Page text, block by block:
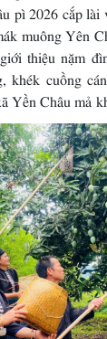
pì 2026 cắp lài
muông Yên
thiệu nặm
khék cuồng
Yền Châu mả